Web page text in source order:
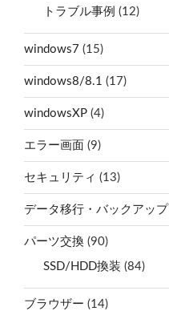
トラブル事例 (12)
windows7 (15)
windows8/8.1 (17)
windowsXP (4)
エラー画面 (9)
セキュリティ (13)
データ移行・バックアップ
パーツ交換 (90)
SSD/HDD換装 (84)
ブラウザー (14)